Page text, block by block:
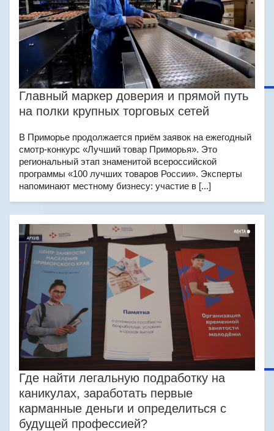
Главный маркер доверия и прямой путь
на полки крупных торговых сетей
В Приморье продолжается приём заявок на ежегодный
смотр-конкурс «Лучший товар Приморья». Это
региональный этап знаменитой всероссийской
программы «100 лучших товаров России». Эксперты
напоминают местному бизнесу: участие в [...]
Где найти легальную подработку на
каникулах, заработать первые
карманные деньги и определиться с
будущей профессией?